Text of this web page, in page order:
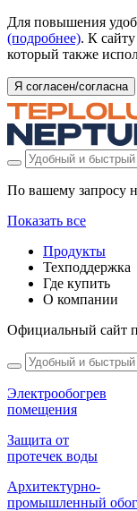
Для повышения
(подробнее). К
который также
Я согласен/согласна
По вашему запросу
Показать все
Продукты
Техподдержка
Где купить
О компании
Официальный сайт
Электрообогрев
помещения
Защита от
протечек воды
Архитектурно-
промышленный